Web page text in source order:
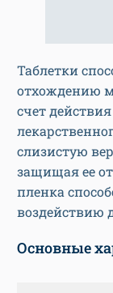
Таблетки
отхождению
счет
слизистую
защищая ее
пленка
воздействию
Основные